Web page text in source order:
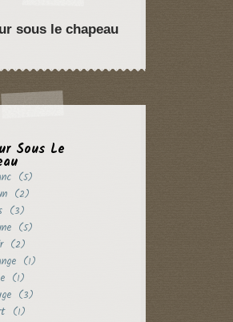
sous le chapeau
Sous Le
(5)
(2)
(3)
(5)
(2)
(1)
(1)
(3)
(1)